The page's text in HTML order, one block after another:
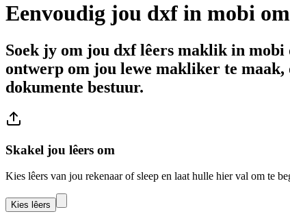
Eenvoudig jou dxf in mobi
Soek jy om jou dxf lêers maklik in mobi
ontwerp om jou lewe makliker te
dokumente bestuur.
Skakel jou lêers om
Kies lêers van jou rekenaar of sleep en laat hulle hier val om te
Kies lêers